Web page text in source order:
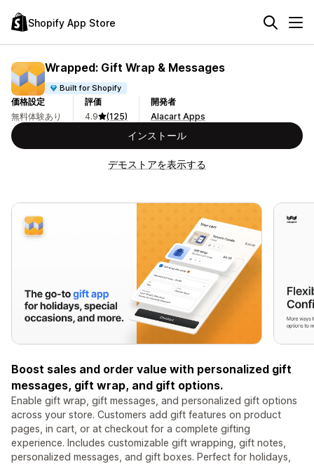
Shopify App Store
Wrapped: Gift Wrap & Messages
Built for Shopify
価格設定
無料体験あり
評価
4.9
(125)
開発者
Alacart Apps
インストール
デモストアを表示する
Boost sales and order value with personalized gift
messages, gift wrap, and gift options.
Enable gift wrap, gift messages, and personalized gift options
across your store. Customers add gift features on product
pages, in cart, or at checkout for a complete gifting
experience. Includes customizable gift wrapping, gift notes,
personalized messages, and gift boxes. Perfect for holidays,